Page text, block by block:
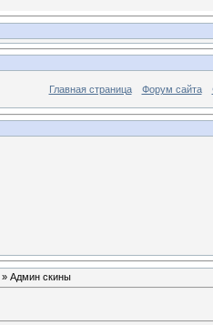
Главная страница Форум сайта
» Админ скины